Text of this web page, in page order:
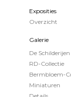
Exposities
Overzicht
Galerie
De Schilderijen
RD-Collectie
Bermbloem-
Miniaturen